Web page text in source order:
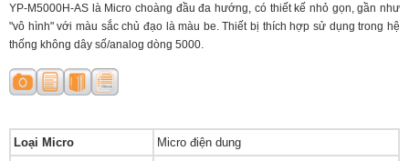
YP-M5000H-AS là Micro choàng đầu đa hướng, có thiết kế nhỏ gọn, gần như
"vô hình" với màu sắc chủ đạo là màu be. Thiết bị thích hợp sử dụng trong hệ
thống không dây số/analog dòng 5000.
Loại Micro
Micro điện dung